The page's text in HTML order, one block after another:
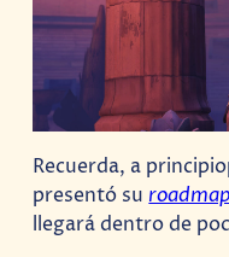
Recuerda, a
presentó su roadmap
llegará dentro de